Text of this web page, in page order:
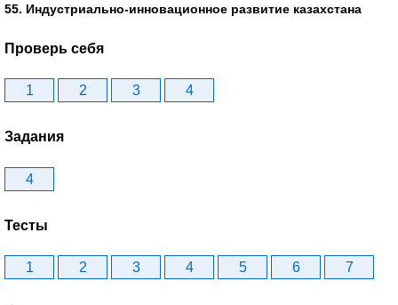
55. Индустриально-инновационное развитие казахстана
Проверь себя
1 2 3 4
Задания
4
Тесты
1 2 3 4 5 6 7